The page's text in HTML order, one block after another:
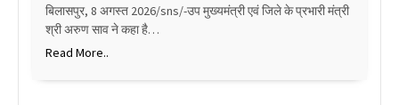
बिलासपुर, 8 अगस्त 2026/sns/-उप मुख्यमंत्री एवं जिले के प्रभारी मंत्री
श्री अरुण साव ने कहा है…
Read More..